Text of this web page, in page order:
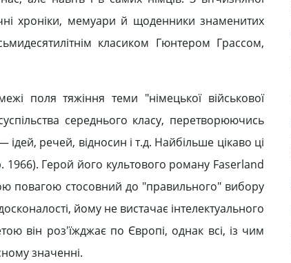
хроніки, мемуари й щоденники знаменитих
класиком Гюнтером Грассом,
поля тяжіння теми "німецької військової
середнього класу, перетворюючись
речей, відносин і т.д. Найбільше цікаво ці
1966). Герой його культового роману Faserland
повагою стосовний до "правильного" вибору
йому не вистачає інтелектуального
він роз'їжджає по Європі, однак всі, із чим
значенні.